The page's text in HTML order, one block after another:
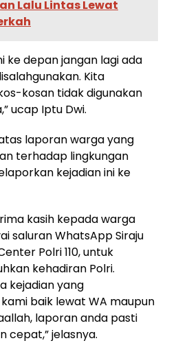
Lalu Lintas Lewat
ke depan jangan lagi ada
Kita
kosan tidak digunakan
ucap Iptu Dwi.
laporan warga yang
terhadap lingkungan
kejadian ini ke
kasih kepada warga
saluran WhatsApp Siraju
Polri 110, untuk
kehadiran Polri.
kejadian yang
baik lewat WA maupun
laporan anda pasti
cepat,” jelasnya.